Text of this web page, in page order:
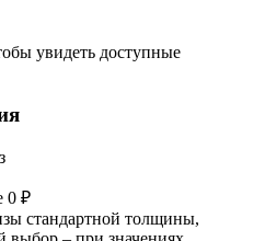
увидеть доступные
0 ₽
стандартной толщины,